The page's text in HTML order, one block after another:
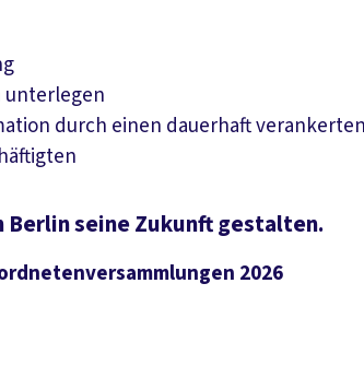
unterlegen
durch einen dauerhaft
seine Zukunft gestalten.
2026